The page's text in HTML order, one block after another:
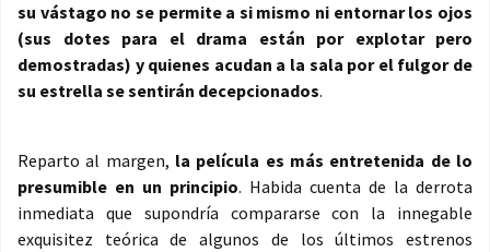
su vástago no se permite a si mismo ni entornar los ojos
(sus dotes para el drama están por explotar pero
demostradas) y quienes acudan a la sala por el fulgor de
su estrella se sentirán decepcionados.
Reparto al margen, la película es más entretenida de lo
presumible en un principio. Habida cuenta de la derrota
inmediata que supondría compararse con la innegable
exquisitez teórica de algunos de los últimos estrenos